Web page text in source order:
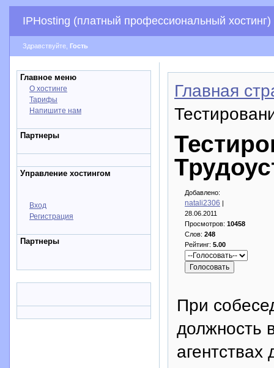
IPHosting (платный профессиональный хостинг)
Здравствуйте, Гость
Главное меню
О хостинге
Тарифы
Напишите нам
Партнеры
Управление хостингом
Вход
Регистрация
Партнеры
Главная
Добавлено:
natali2306 |
28.06.2011
Просмотров: 10458
Слов: 248
Рейтинг: 5.00
При
должность